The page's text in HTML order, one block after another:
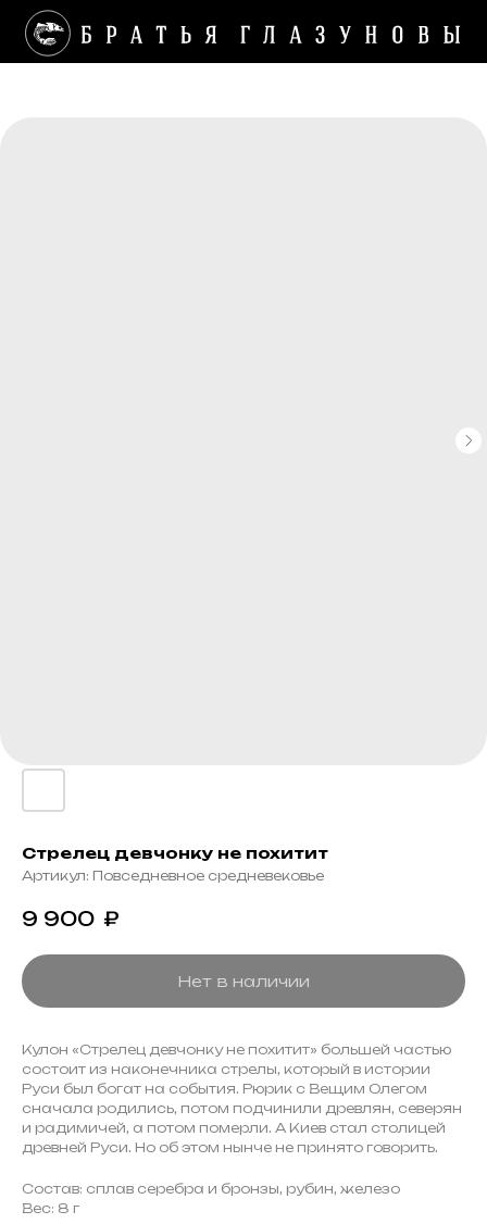
Стрелец девчонку не похитит
Артикул: Повседневное средневековье
9 900 ₽
Нет в наличии
Кулон «Стрелец девчонку не похитит» большей частью
состоит из наконечника стрелы, который в истории
Руси был богат на события. Рюрик с Вещим Олегом
сначала родились, потом подчинили древлян, северян
и радимичей, а потом померли. А Киев стал столицей
древней Руси. Но об этом нынче не принято говорить.
Состав: сплав серебра и бронзы, рубин, железо
Вес: 8 г